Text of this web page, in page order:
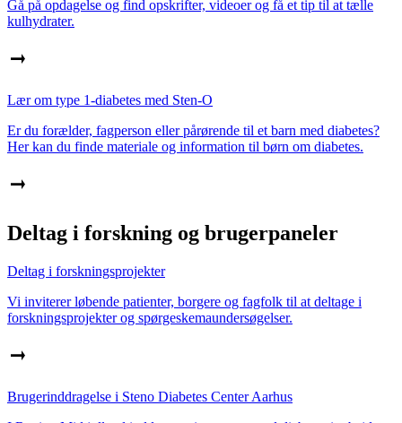
Gå på opdagelse og find opskrifter, videoer og få et tip til at tælle
kulhydrater.
Lær om type 1-diabetes med Sten-O
Er du forælder, fagperson eller pårørende til et barn med diabetes?
Her kan du finde materiale og information til børn om diabetes.
Deltag i forskning og brugerpaneler
Deltag i forskningsprojekter
Vi inviterer løbende patienter, borgere og fagfolk til at deltage i
forskningsprojekter og spørgeskemaundersøgelser.
Brugerinddragelse i Steno Diabetes Center Aarhus